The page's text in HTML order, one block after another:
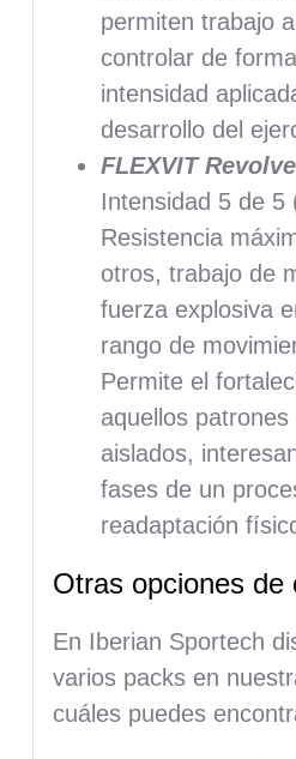
permiten trabajo
controlar de
intensidad
desarrollo del
FLEXVIT
Intensidad 5 de 5
Resistencia
otros, trabajo de
fuerza explosiva
rango de
Permite el
aquellos
aislados,
fases de un
readaptación
Otras opciones de
En Iberian Sportech
varios packs en
cuáles puedes